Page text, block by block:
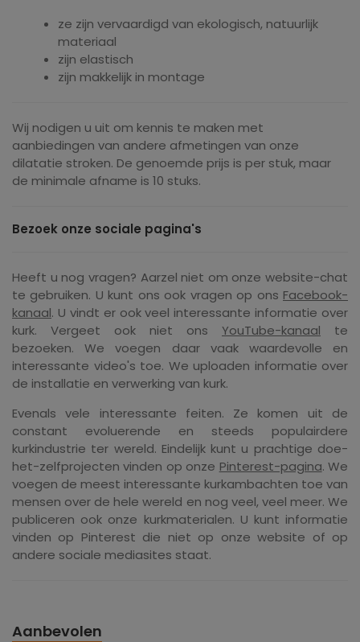
ze zijn vervaardigd van ekologisch, natuurlijk
materiaal
zijn elastisch
zijn makkelijk in montage
Wij nodigen u uit om kennis te maken met
aanbiedingen van andere afmetingen van onze
dilatatie stroken. De genoemde prijs is per stuk, maar
de minimale afname is 10 stuks.
Bezoek onze sociale pagina's
Heeft u nog vragen? Aarzel niet om onze website-chat
te gebruiken. U kunt ons ook vragen op ons Facebook-
kanaal. U vindt er ook veel interessante informatie over
kurk. Vergeet ook niet ons YouTube-kanaal te
bezoeken. We voegen daar vaak waardevolle en
interessante video's toe. We uploaden informatie over
de installatie en verwerking van kurk.
Evenals vele interessante feiten. Ze komen uit de
constant evoluerende en steeds populairdere
kurkindustrie ter wereld. Eindelijk kunt u prachtige doe-
het-zelfprojecten vinden op onze Pinterest-pagina. We
voegen de meest interessante kurkambachten toe van
mensen over de hele wereld en nog veel, veel meer. We
publiceren ook onze kurkmaterialen. U kunt informatie
vinden op Pinterest die niet op onze website of op
andere sociale mediasites staat.
Aanbevolen